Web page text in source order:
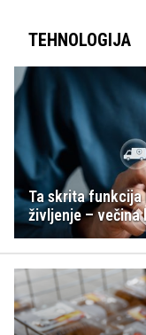
TEHNOLOGIJA
Ta skrita funkcija
življenje – večina